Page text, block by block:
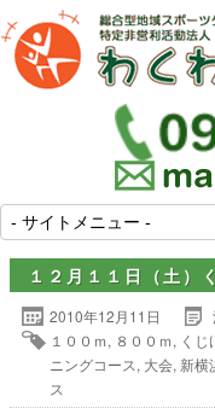
１２月１１日（土）
2010年12月11日
１００ｍ, ８００ｍ, くじ
ニングコース, 大会, 新横
ス